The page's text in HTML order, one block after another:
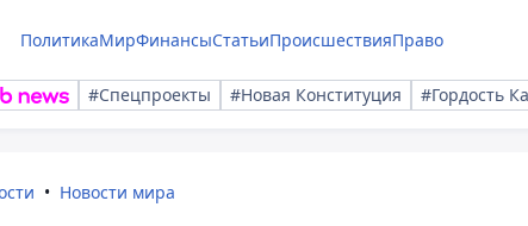
ПолитикаМирФинансыСтатьиПроисшествияПраво
#Спецпроекты #Новая Конституция #Гордость
Новости мира